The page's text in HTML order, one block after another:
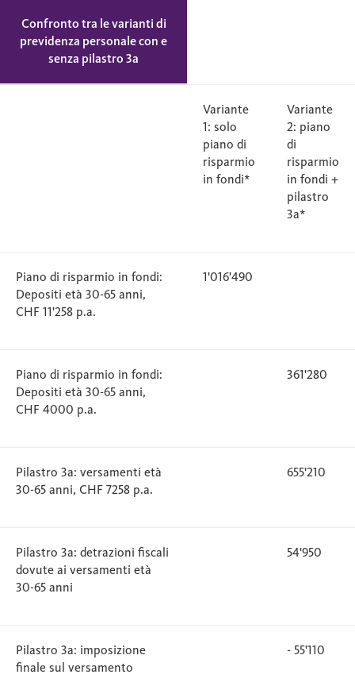
Confronto tra le varianti di
previdenza personale con e
senza pilastro 3a
Variante
1: solo
piano di
risparmio
in fondi*
Variante
2: piano
di
risparmio
in fondi +
pilastro
3a*
Piano di risparmio in fondi:
Depositi età 30-65 anni,
CHF 11'258 p.a.
1'016'490
Piano di risparmio in fondi:
Depositi età 30-65 anni,
CHF 4000 p.a.
361'280
Pilastro 3a: versamenti età
30-65 anni, CHF 7258 p.a.
655'210
Pilastro 3a: detrazioni fiscali
dovute ai versamenti età
30-65 anni
54'950
Pilastro 3a: imposizione
finale sul versamento
- 55'110